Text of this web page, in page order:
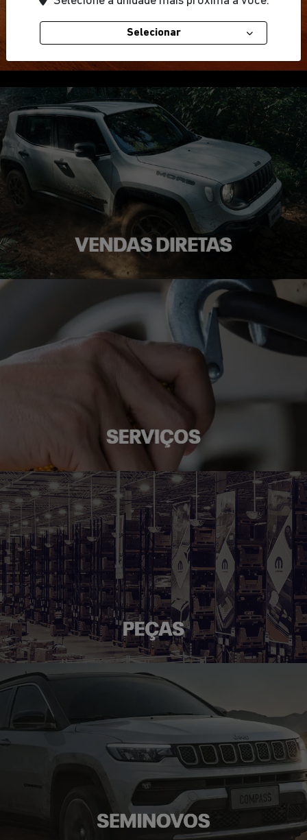
VISITE NOSSAS CONCESSIONÁRIAS
Selecione a concessionária mais próxima a você e
venha nos visitar.
Selecionar